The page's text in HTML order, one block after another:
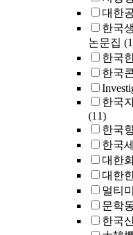
대한
한국
논문집
한국
한국
한국
(11)
한국
한국
대한
대한
멀티
문학
한국